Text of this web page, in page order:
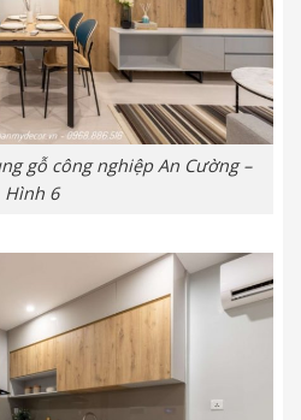
gỗ công nghiệp An Cường –
Hình 6